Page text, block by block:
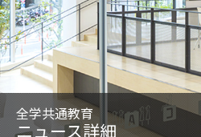
全学共通教育
ニュース詳細